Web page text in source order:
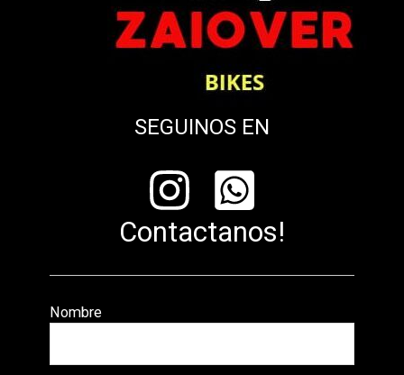
SEGUINOS EN
Contactanos!
Nombre